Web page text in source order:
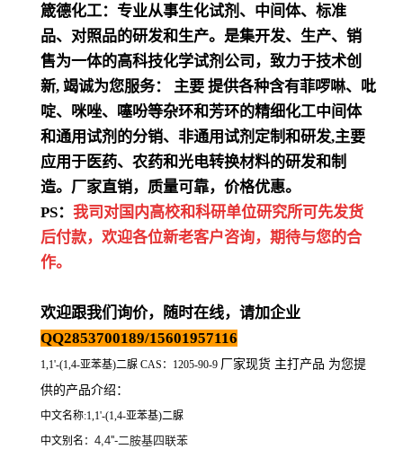
箴德化工：专业从事生化试剂、中间体、标准
品、对照品的研发和生产。是集开发、生产、销
售为一体的高科技化学试剂公司，致力于技术创
新, 竭诚为您服务： 主要 提供各种含有菲啰啉、吡
啶、咪唑、噻吩等杂环和芳环的精细化工中间体
和通用试剂的分销、非通用试剂定制和研发,主要
应用于医药、农药和光电转换材料的研发和制
造。厂家直销，质量可靠，价格优惠。
PS： 我司对国内高校和科研单位研究所可先发货
后付款，欢迎各位新老客户咨询，期待与您的合
作。
欢迎跟我们询价，随时在线，请加企业
QQ2853700189/15601957116
1,1'-(1,4-亚苯基)二脲 CAS：1205-90-9 厂家现货 主打产品 为您提
供的产品介绍 ：
中文名称:1,1'-(1,4-亚苯基)二脲
中文别名： 4,4''-二胺基四联苯